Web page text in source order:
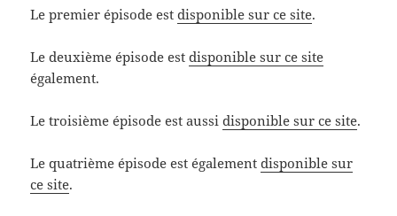
Le premier épisode estdisponible sur ce site.
Le deuxième épisode estdisponible sur ce site
également.
Le troisième épisode est aussidisponible sur ce site.
Le quatrième épisode est égalementdisponible sur
ce site.